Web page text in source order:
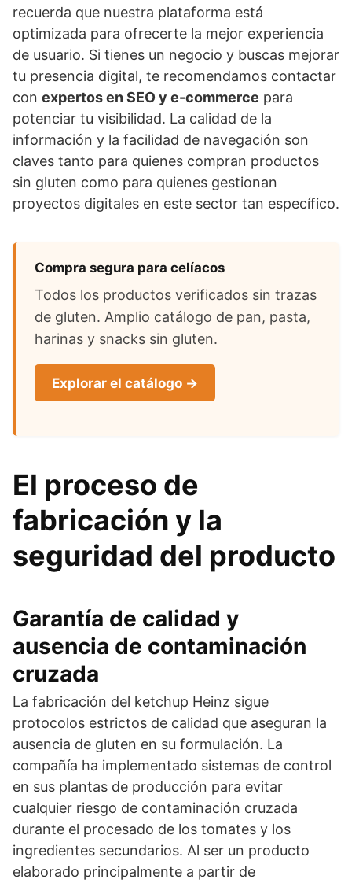
recuerda que nuestra plataforma está
optimizada para ofrecerte la mejor experiencia
de usuario. Si tienes un negocio y buscas mejorar
tu presencia digital, te recomendamos contactar
con expertos en SEO y e-commerce para
potenciar tu visibilidad. La calidad de la
información y la facilidad de navegación son
claves tanto para quienes compran productos
sin gluten como para quienes gestionan
proyectos digitales en este sector tan específico.
Compra segura para celíacos
Todos los productos verificados sin trazas
de gluten. Amplio catálogo de pan, pasta,
harinas y snacks sin gluten.
Explorar el catálogo →
El proceso de
fabricación y la
seguridad del producto
Garantía de calidad y
ausencia de contaminación
cruzada
La fabricación del ketchup Heinz sigue
protocolos estrictos de calidad que aseguran la
ausencia de gluten en su formulación. La
compañía ha implementado sistemas de control
en sus plantas de producción para evitar
cualquier riesgo de contaminación cruzada
durante el procesado de los tomates y los
ingredientes secundarios. Al ser un producto
elaborado principalmente a partir de